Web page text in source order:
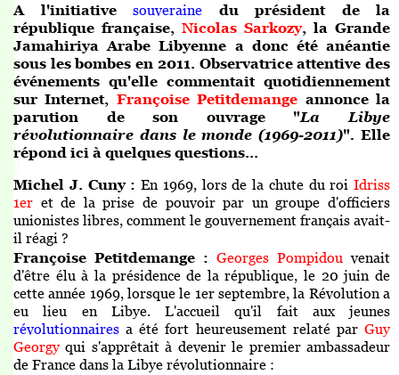
A l'initiative souveraine
du président de la
république française, Nicolas Sarkozy, la Grande
Jamahiriya Arabe Libyenne a donc été anéantie
sous les bombes en 2011. Observatrice attentive des
événements qu'elle commentait quotidiennement
sur Internet, Françoise Petitdemange annonce la
parution de son ouvrage "La Libye
révolutionnaire dans le monde (1969-2011)".Elle
répond ici à quelques questions...
Michel J. Cuny : En 1969, lors de la chute du roi Idriss
1er et de la prise de pouvoir par un groupe d'officiers
unionistes libres, comment le gouvernement français avait-
il réagi ?
Françoise Petitdemange : Georges Pompidou venait
d'être élu à la présidence de la république, le 20 juin de
cette année 1969, lorsque le 1er septembre, la Révolution a
eu lieu en Libye. L'accueil qu'il fait aux jeunes
révolutionnaires a été fort heureusement relaté par Guy
Georgyqui s'apprêtait à devenir le premier ambassadeur
de France dans la Libye révolutionnaire :